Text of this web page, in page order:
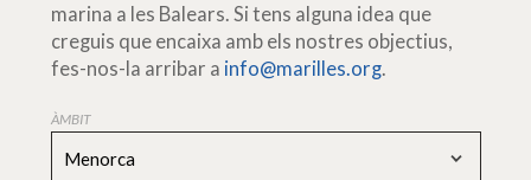
marina a les Balears. Si tens alguna idea que
creguis que encaixa amb els nostres objectius,
fes-nos-la arribar a info@marilles.org.
ÀMBIT
Menorca